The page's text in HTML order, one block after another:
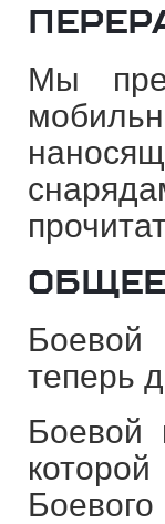
Мы
ОБЩЕЕ
Боевой
теперь
Боевой
Боевого